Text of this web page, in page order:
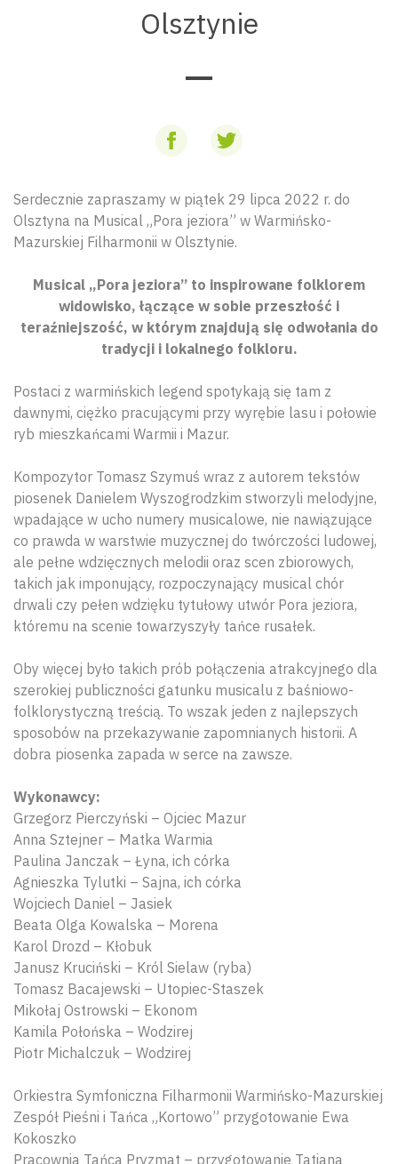
Olsztynie
Serdecznie zapraszamy w piątek 29 lipca 2022 r. do
Olsztyna na Musical „Pora jeziora” w Warmińsko-
Mazurskiej Filharmonii w Olsztynie.
Musical „Pora jeziora” to inspirowane folklorem
widowisko, łączące w sobie przeszłość i
teraźniejszość, w którym znajdują się odwołania do
tradycji i lokalnego folkloru.
Postaci z warmińskich legend spotykają się tam z
dawnymi, ciężko pracującymi przy wyrębie lasu i połowie
ryb mieszkańcami Warmii i Mazur.
Kompozytor Tomasz Szymuś wraz z autorem tekstów
piosenek Danielem Wyszogrodzkim stworzyli melodyjne,
wpadające w ucho numery musicalowe, nie nawiązujące
co prawda w warstwie muzycznej do twórczości ludowej,
ale pełne wdzięcznych melodii oraz scen zbiorowych,
takich jak imponujący, rozpoczynający musical chór
drwali czy pełen wdzięku tytułowy utwór Pora jeziora,
któremu na scenie towarzyszyły tańce rusałek.
Oby więcej było takich prób połączenia atrakcyjnego dla
szerokiej publiczności gatunku musicalu z baśniowo-
folklorystyczną treścią. To wszak jeden z najlepszych
sposobów na przekazywanie zapomnianych historii. A
dobra piosenka zapada w serce na zawsze.
Wykonawcy:
Grzegorz Pierczyński – Ojciec Mazur
Anna Sztejner – Matka Warmia
Paulina Janczak – Łyna, ich córka
Agnieszka Tylutki – Sajna, ich córka
Wojciech Daniel – Jasiek
Beata Olga Kowalska – Morena
Karol Drozd – Kłobuk
Janusz Kruciński – Król Sielaw (ryba)
Tomasz Bacajewski – Utopiec-Staszek
Mikołaj Ostrowski – Ekonom
Kamila Połońska – Wodzirej
Piotr Michalczuk – Wodzirej
Orkiestra Symfoniczna Filharmonii Warmińsko-Mazurskiej
Zespół Pieśni i Tańca „Kortowo” przygotowanie Ewa
Kokoszko
Pracownia Tańca Pryzmat – przygotowanie Tatiana